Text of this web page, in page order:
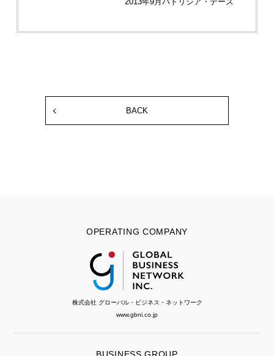
BACK
OPERATING COMPANY
株式会社 グローバル・ビジネス・ネットワーク
www.gbni.co.jp
BUSINESS GROUP